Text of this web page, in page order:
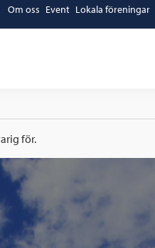
Om oss Event Lokala föreningar
för.